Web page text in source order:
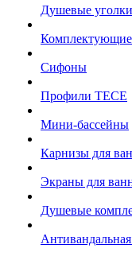
Душевые
Комплектующие
Сифоны
Профили TECE
Мини-бассейны
Карнизы для
Экраны для
Душевые